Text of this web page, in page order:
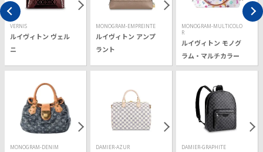
VERNIS
ルイヴィトン ヴェル
ニ
MONOGRAM-EMPREINTE
ルイヴィトン アンプ
ラント
MONOGRAM-MULTICOLO
R
ルイヴィトン モノグ
ラム・マルチカラー
MONOGRAM-DENIM DAMIER-AZUR DAMIER-GRAPHITE